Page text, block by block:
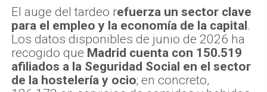
El auge del tardeo refuerza un sector clave
para el empleo y la economía de la capital.
Los datos disponibles de junio de 2026 ha
recogido que Madrid cuenta con 150.519
afiliados a la Seguridad Social en el sector
de la hostelería y ocio; en concreto,